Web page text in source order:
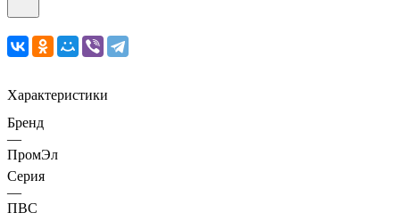
Характеристики
Бренд
—
ПромЭл
Серия
—
ПВС